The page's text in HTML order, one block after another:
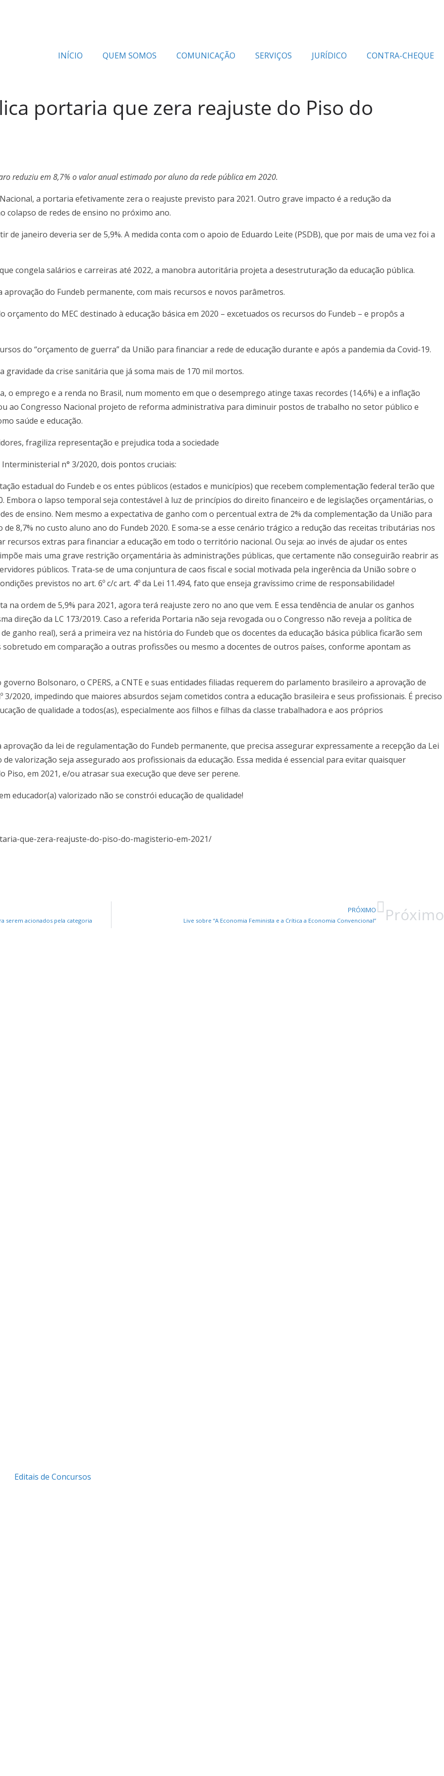
INÍCIO QUEM SOMOS COMUNICAÇÃO SERVIÇOS JURÍDICO
CONTRA-CHEQUE
portaria que zera reajuste do Piso do
reduziu em 8,7% o valor anual estimado por aluno da rede pública em 2020.
a portaria efetivamente zera o reajuste previsto para 2021. Outro grave impacto é a redução da
colapso de redes de ensino no próximo ano.
janeiro deveria ser de 5,9%. A medida conta com o apoio de Eduardo Leite (PSDB), que por mais de uma vez foi a
congela salários e carreiras até 2022, a manobra autoritária projeta a desestruturação da educação pública.
do Fundeb permanente, com mais recursos e novos parâmetros.
do MEC destinado à educação básica em 2020 – excetuados os recursos do Fundeb – e propôs a
do “orçamento de guerra” da União para financiar a rede de educação durante e após a pandemia da Covid-19.
da crise sanitária que já soma mais de 170 mil mortos.
o emprego e a renda no Brasil, num momento em que o desemprego atinge taxas recordes (14,6%) e a inflação
ao Congresso Nacional projeto de reforma administrativa para diminuir postos de trabalho no setor público e
saúde e educação.
fragiliza representação e prejudica toda a sociedade
n° 3/2020, dois pontos cruciais:
estadual do Fundeb e os entes públicos (estados e municípios) que recebem complementação federal terão que
Embora o lapso temporal seja contestável à luz de princípios do direito financeiro e de legislações orçamentárias, o
de ensino. Nem mesmo a expectativa de ganho com o percentual extra de 2% da complementação da União para
8,7% no custo aluno ano do Fundeb 2020. E soma-se a esse cenário trágico a redução das receitas tributárias nos
recursos extras para financiar a educação em todo o território nacional. Ou seja: ao invés de ajudar os entes
mais uma grave restrição orçamentária às administrações públicas, que certamente não conseguirão reabrir as
públicos. Trata-se de uma conjuntura de caos fiscal e social motivada pela ingerência da União sobre o
previstos no art. 6º c/c art. 4º da Lei 11.494, fato que enseja gravíssimo crime de responsabilidade!
na ordem de 5,9% para 2021, agora terá reajuste zero no ano que vem. E essa tendência de anular os ganhos
direção da LC 173/2019. Caso a referida Portaria não seja revogada ou o Congresso não reveja a política de
ganho real), será a primeira vez na história do Fundeb que os docentes da educação básica pública ficarão sem
em comparação a outras profissões ou mesmo a docentes de outros países, conforme apontam as
Bolsonaro, o CPERS, a CNTE e suas entidades filiadas requerem do parlamento brasileiro a aprovação de
2020, impedindo que maiores absurdos sejam cometidos contra a educação brasileira e seus profissionais. É preciso
de qualidade a todos(as), especialmente aos filhos e filhas da classe trabalhadora e aos próprios
da lei de regulamentação do Fundeb permanente, que precisa assegurar expressamente a recepção da Lei
valorização seja assegurado aos profissionais da educação. Essa medida é essencial para evitar quaisquer
Piso, em 2021, e/ou atrasar sua execução que deve ser perene.
educador(a) valorizado não se constrói educação de qualidade!
que-zera-reajuste-do-piso-do-magisterio-em-2021/
serem acionados pela categoria
PRÓXIMO
Live sobre “A Economia Feminista e a Crítica a Economia Convencional” Próximo
Editais de Concursos